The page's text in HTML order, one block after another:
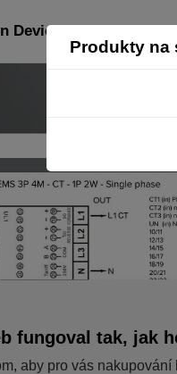
Produkty na
Devices_EN: strana
fungoval tak, jak
aby pro vás